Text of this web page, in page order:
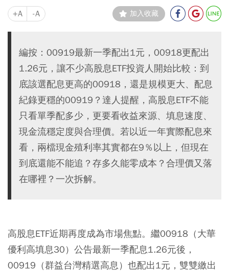
+A -A 加入收藏
編按：00919最新一季配出1元，00918更配出
1.26元，讓不少高股息ETF投資人開始比較：到
底該選配息更高的00918，還是規模更大、配息
紀錄更穩的00919？達人提醒，高股息ETF不能
只看單季配多少，更要看收益來源、填息速度、
現金流穩定度與合理價。若以近一年實際配息來
看，兩檔現金殖利率其實都在9％以上，但現在
到底還能不能追？存多久能零成本？合理價又落
在哪裡？一次拆解。
高股息ETF近期再度成為市場焦點。繼00918（大華
優利高填息30） 公告最新一季配息1.26元後，
00919（群益台灣精選高息） 也配出1元，雙雙繳出